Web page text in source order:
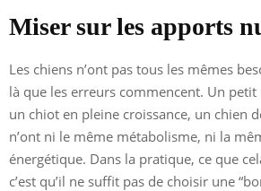
Miser sur les apports
Les chiens n’ont pas tous les mêmes
là que les erreurs commencent. Un petit
un chiot en pleine croissance, un chien
n’ont ni le même métabolisme, ni la
énergétique. Dans la pratique, ce que
c’est qu’il ne suffit pas de choisir une